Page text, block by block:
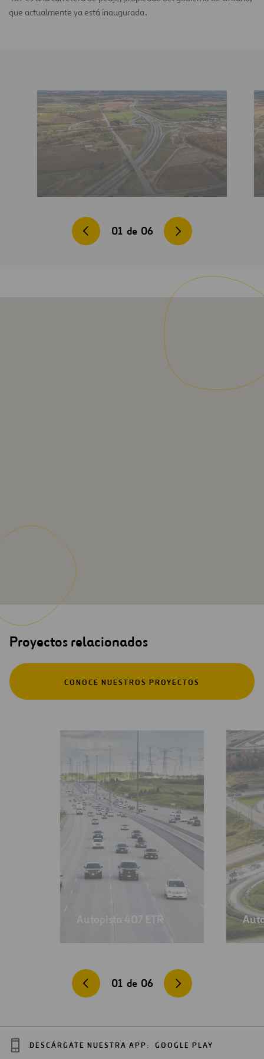
que actualmente ya está inaugurada.
01 de 06
Proyectos relacionados
CONOCE NUESTROS PROYECTOS
Autopista 407 ETR
01 de 06
DESCÁRGATE NUESTRA APP: GOOGLE PLAY